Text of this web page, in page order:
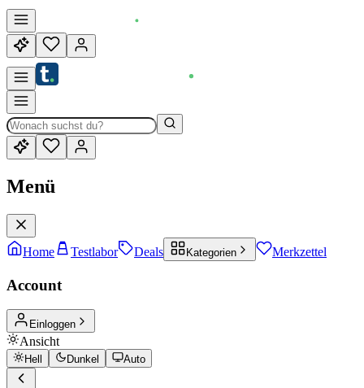
Menü
Home Testlabor Deals Kategorien Merkzettel
Account
Einloggen
Ansicht
Hell Dunkel Auto